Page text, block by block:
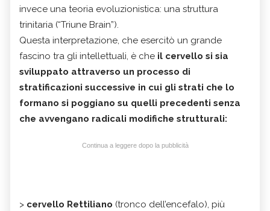
invece una teoria evoluzionistica: una struttura
trinitaria (“Triune Brain”).
Questa interpretazione, che esercitò un grande
fascino tra gli intellettuali, è che il cervello si sia
sviluppato attraverso un processo di
stratificazioni successive in cui gli strati che lo
formano si poggiano su quelli precedenti senza
che avvengano radicali modifiche strutturali:
Continua a leggere dopo la pubblicità
> cervello Rettiliano (tronco dell’encefalo), più